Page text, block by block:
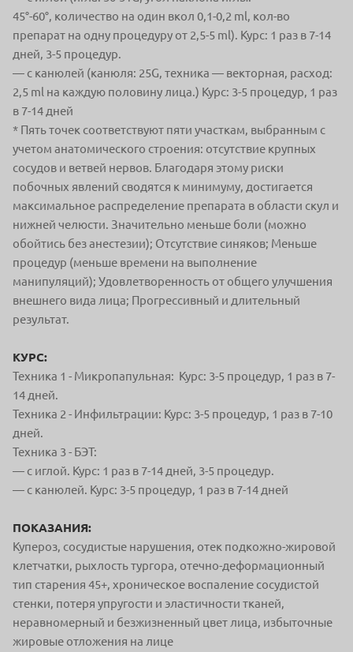
45°-60°, количество на один вкол 0,1-0,2 ml, кол-во
препарат на одну процедуру от 2,5-5 ml). Курс: 1 раз в 7-14
дней, 3-5 процедур.
— с канюлей (канюля: 25G, техника — векторная, расход:
2,5 ml на каждую половину лица.) Курс: 3-5 процедур, 1 раз
в 7-14 дней
* Пять точек соответствуют пяти участкам, выбранным с
учетом анатомического строения: отсутствие крупных
сосудов и ветвей нервов. Благодаря этому риски
побочных явлений сводятся к минимуму, достигается
максимальное распределение препарата в области скул и
нижней челюсти. Значительно меньше боли (можно
обойтись без анестезии); Отсутствие синяков; Меньше
процедур (меньше времени на выполнение
манипуляций); Удовлетворенность от общего улучшения
внешнего вида лица; Прогрессивный и длительный
результат.
КУРС:
Техника 1 - Микропапульная: Курс: 3-5 процедур, 1 раз в 7-
14 дней.
Техника 2 - Инфильтрации: Курс: 3-5 процедур, 1 раз в 7-10
дней.
Техника 3 - БЭТ:
— с иглой. Курс: 1 раз в 7-14 дней, 3-5 процедур.
— с канюлей. Курс: 3-5 процедур, 1 раз в 7-14 дней
ПОКАЗАНИЯ:
Купероз, сосудистые нарушения, отек подкожно-жировой
клетчатки, рыхлость тургора, отечно-деформационный
тип старения 45+, хроническое воспаление сосудистой
стенки, потеря упругости и эластичности тканей,
неравномерный и безжизненный цвет лица, избыточные
жировые отложения на лице